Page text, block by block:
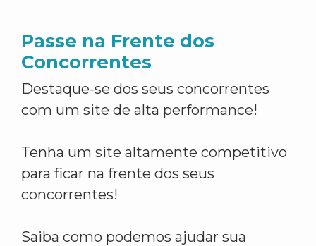
Passe na Frente dos
Concorrentes
Destaque-se dos seus concorrentes
com um site de alta performance!
Tenha um site altamente competitivo
para ficar na frente dos seus
concorrentes!
Saiba como podemos ajudar sua